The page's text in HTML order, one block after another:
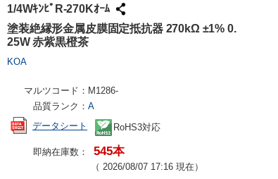
1/4WｷﾝﾋﾟR-270Kｵｰﾑ
塗装絶縁形金属皮膜固定抵抗器 270kΩ ±1% 0.
25W 赤紫黒橙茶
KOA
マルツコード： M1286-
品質ランク： A
データシート
RoHS3対応
即納在庫数： 545本
（ 2026/08/07 17:16 現在）